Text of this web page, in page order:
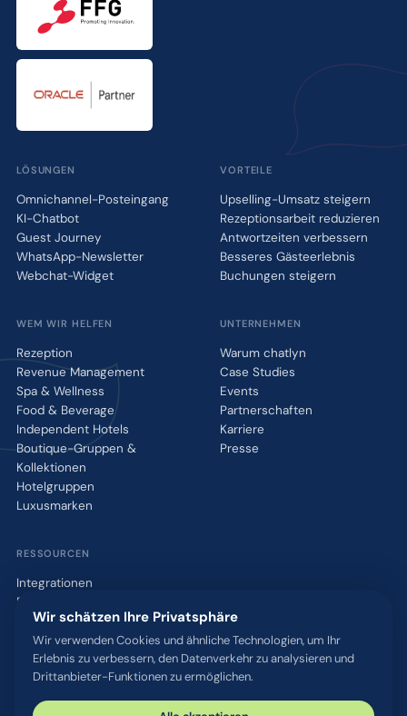
LÖSUNGEN
Omnichannel-Posteingang
KI-Chatbot
Guest Journey
WhatsApp-Newsletter
Webchat-Widget
VORTEILE
Upselling-Umsatz steigern
Rezeptionsarbeit reduzieren
Antwortzeiten verbessern
Besseres Gästeerlebnis
Buchungen steigern
WEM WIR HELFEN
Rezeption
Revenue Management
Spa & Wellness
Food & Beverage
Independent Hotels
Boutique-Gruppen &
Kollektionen
Hotelgruppen
Luxusmarken
UNTERNEHMEN
Warum chatlyn
Case Studies
Events
Partnerschaften
Karriere
Presse
RESSOURCEN
Integrationen
Blog
Glossar
WhatsApp QR-Tool
Kontakt
Wir schätzen Ihre Privatsphäre
Wir verwenden Cookies und ähnliche Technologien, um Ihr
Erlebnis zu verbessern, den Datenverkehr zu analysieren und
Drittanbieter-Funktionen zu ermöglichen.